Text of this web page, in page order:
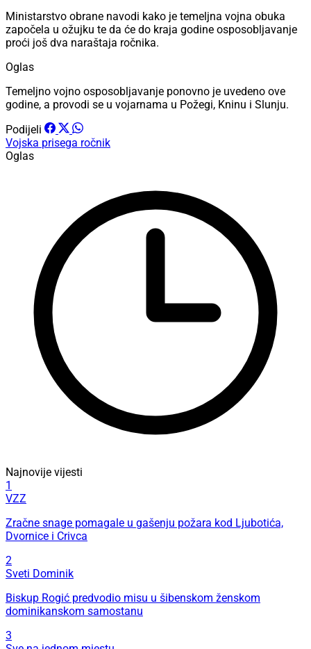
Ministarstvo obrane navodi kako je temeljna vojna obuka
započela u ožujku te da će do kraja godine osposobljavanje
proći još dva naraštaja ročnika.
Oglas
Temeljno vojno osposobljavanje ponovno je uvedeno ove
godine, a provodi se u vojarnama u Požegi, Kninu i Slunju.
Podijeli
Vojska prisega ročnik
Oglas
Najnovije vijesti
1
VZZ
Zračne snage pomagale u gašenju požara kod Ljubotića,
Dvornice i Crivca
2
Sveti Dominik
Biskup Rogić predvodio misu u šibenskom ženskom
dominikanskom samostanu
3